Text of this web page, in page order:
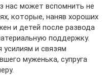
нас может вспомнить не
которые, наняв хороших
и детей после развода
поддержку.
усилиям и связям
муженька, супруга